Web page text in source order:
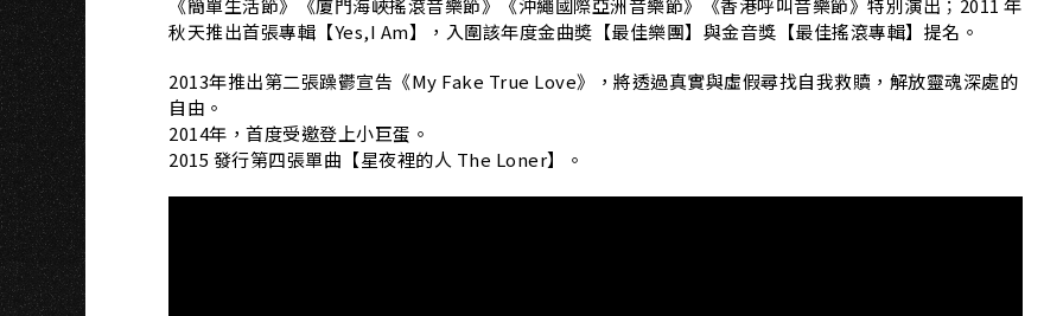
《簡單生活節》《廈門海峽搖滾音樂節》《沖繩國際亞洲音樂節》《香港呼叫音樂節》特別演出；2011 年
秋天推出首張專輯【Yes,I Am】，入圍該年度金曲奬【最佳樂團】與金音獎【最佳搖滾專輯】提名。
2013年推出第二張躁鬱宣告《My Fake True Love》，將透過真實與虛假尋找自我救贖，解放靈魂深處的
自由。
2014年，首度受邀登上小巨蛋。
2015 發行第四張單曲【星夜裡的人 The Loner】。